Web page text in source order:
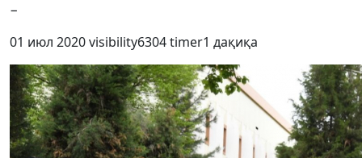
−
01 июл 2020visibility6304timer1 дақиқа